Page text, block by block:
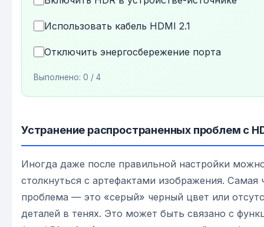
Использовать кабель HDMI 2.1
Отключить энергосбережение порта
Выполнено: 0 / 4
Устранение распространенных проблем с
Иногда даже после правильной настройки
столкнуться с артефактами изображения. Самая
проблема — это «серый» черный цвет или
деталей в тенях. Это может быть связано с